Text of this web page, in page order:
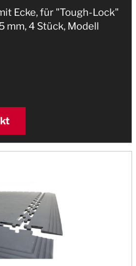
Ecke, für "Tough-Lock"
mm, 4 Stück, Modell